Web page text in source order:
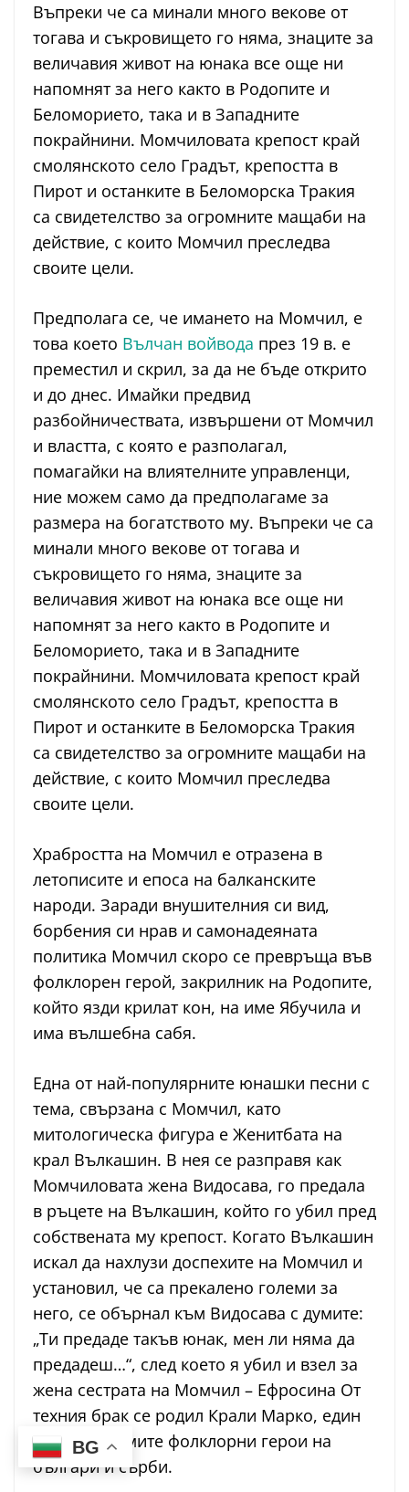
Въпреки че са минали много векове от
тогава и съкровището го няма, знаците за
величавия живот на юнака все още ни
напомнят за него както в Родопите и
Беломорието, така и в Западните
покрайнини. Момчиловата крепост край
смолянското село Градът, крепостта в
Пирот и останките в Беломорска Тракия
са свидетелство за огромните мащаби на
действие, с които Момчил преследва
своите цели.
Предполага се, че имането на Момчил, е
това което Вълчан войвода през 19 в. е
преместил и скрил, за да не бъде открито
и до днес. Имайки предвид
разбойничествата, извършени от Момчил
и властта, с която е разполагал,
помагайки на влиятелните управленци,
ние можем само да предполагаме за
размера на богатството му. Въпреки че са
минали много векове от тогава и
съкровището го няма, знаците за
величавия живот на юнака все още ни
напомнят за него както в Родопите и
Беломорието, така и в Западните
покрайнини. Момчиловата крепост край
смолянското село Градът, крепостта в
Пирот и останките в Беломорска Тракия
са свидетелство за огромните мащаби на
действие, с които Момчил преследва
своите цели.
Храбростта на Момчил е отразена в
летописите и епоса на балканските
народи. Заради внушителния си вид,
борбения си нрав и самонадеяната
политика Момчил скоро се превръща във
фолклорен герой, закрилник на Родопите,
който язди крилат кон, на име Ябучила и
има вълшебна сабя.
Една от най-популярните юнашки песни с
тема, свързана с Момчил, като
митологическа фигура е Женитбата на
крал Вълкашин. В нея се разправя как
Момчиловата жена Видосава, го предала
в ръцете на Вълкашин, който го убил пред
собствената му крепост. Когато Вълкашин
искал да нахлузи доспехите на Момчил и
установил, че са прекалено големи за
него, се обърнал към Видосава с думите:
„Ти предаде такъв юнак, мен ли няма да
предадеш…“, след което я убил и взел за
жена сестрата на Момчил – Ефросина От
техния брак се родил Крали Марко, един
от най-големите фолклорни герои на
българи и сърби.
BG